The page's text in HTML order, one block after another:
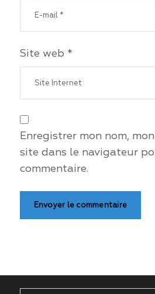
Site web *
Enregistrer mon nom,
site dans le navigateur
commentaire.